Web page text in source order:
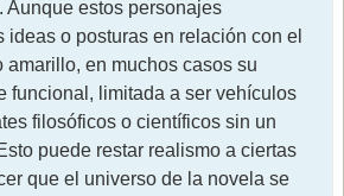
Aunque estos personajes
ideas o posturas en relación con el
amarillo, en muchos casos su
funcional, limitada a ser vehículos
filosóficos o científicos sin un
puede restar realismo a ciertas
que el universo de la novela se